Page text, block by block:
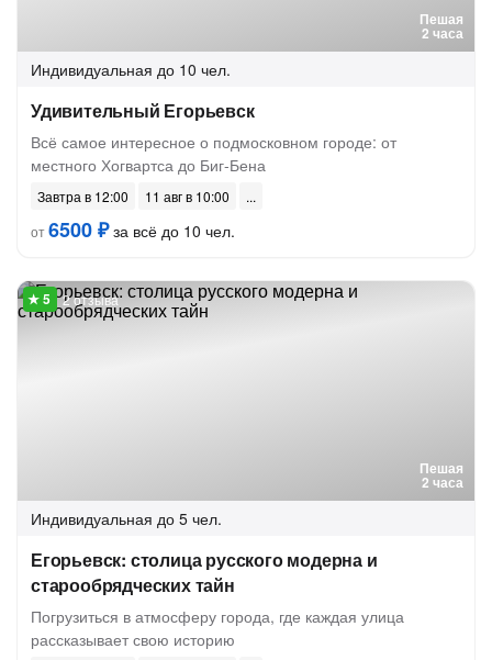
Пешая
2 часа
Индивидуальная до 10 чел.
Удивительный Егорьевск
Всё самое интересное о подмосковном городе: от
местного Хогвартса до Биг-Бена
Завтра в 12:00
11 авг в 10:00
от6500 ₽за всё до 10 чел.
Пешая
2 часа
2 отзыва
Индивидуальная до 5 чел.
Егорьевск: столица русского модерна и
старообрядческих тайн
Погрузиться в атмосферу города, где каждая улица
рассказывает свою историю